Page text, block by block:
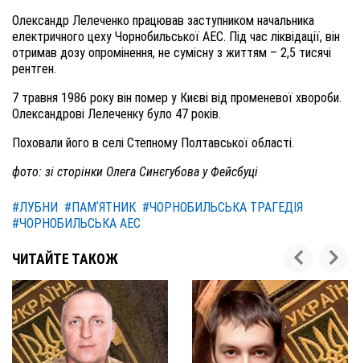
Олександр Лелеченко працював заступником начальника
електричного цеху Чорнобильської АЕС. Під час ліквідації, він
отримав дозу опромінення, не сумісну з життям – 2,5 тисячі
рентген.
7 травня 1986 року він помер у Києві від променевої хвороби.
Олександрові Лелеченку було 47 років.
Поховали його в селі Степному Полтавської області.
фото: зі сторінки Олега Синєгубова у Фейсбуці
#ЛУБНИ #ПАМʼЯТНИК #ЧОРНОБИЛЬСЬКА ТРАГЕДІЯ
#ЧОРНОБИЛЬСЬКА АЕС
ЧИТАЙТЕ ТАКОЖ